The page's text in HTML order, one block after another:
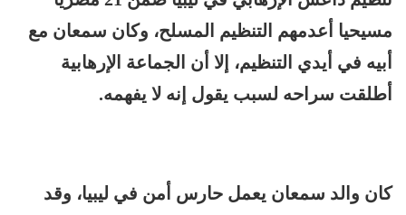
مسيحيا أعدمهم التنظيم المسلح، وكان سمعان مع
أبيه في أيدي التنظيم، إلا أن الجماعة الإرهابية
أطلقت سراحه لسبب يقول إنه لا يفهمه.
كان والد سمعان يعمل حارس أمن في ليبيا، وقد